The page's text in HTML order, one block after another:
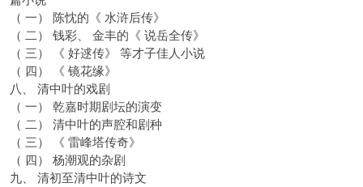
（ 一） 陈忱的《 水浒后传》
（ 二） 钱彩、 金丰的《 说岳全传》
（ 三） 《 好逑传》 等才子佳人小说
（ 四） 《 镜花缘》
八、 清中叶的戏剧
（ 一） 乾嘉时期剧坛的演变
（ 二） 清中叶的声腔和剧种
（ 三） 《 雷峰塔传奇》
（ 四） 杨潮观的杂剧
九、 清初至清中叶的诗文